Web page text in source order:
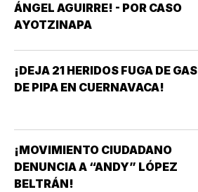
ÁNGEL AGUIRRE! - POR CASO
AYOTZINAPA
¡DEJA 21 HERIDOS FUGA DE GAS
DE PIPA EN CUERNAVACA!
¡MOVIMIENTO CIUDADANO
DENUNCIA A “ANDY” LÓPEZ
BELTRÁN!